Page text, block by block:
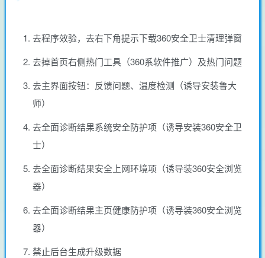
去程序效验，去右下角提示下载360安全卫士清理弹窗
去掉首页右侧热门工具（360系软件推广）及热门问题
去主界面按钮：反馈问题、温度检测（诱导安装鲁大
师）
去全面诊断结果系统安全防护项（诱导安装360安全卫
士）
去全面诊断结果安全上网环境项（诱导装360安全浏览
器）
去全面诊断结果主页健康防护项（诱导装360安全浏览
器）
禁止后台生成升级数据